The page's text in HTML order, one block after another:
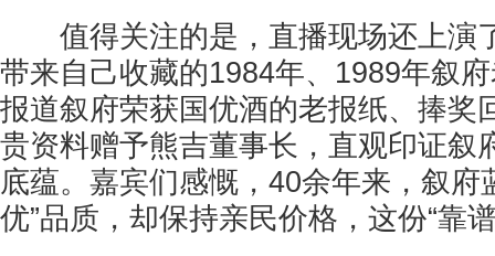
值得关注的是，直播现场还上演
带来自己收藏的1984年、1989年叙
报道叙府荣获国优酒的老报纸、捧奖
贵资料赠予熊吉董事长，直观印证叙
底蕴。嘉宾们感慨，40余年来，叙府
优”品质，却保持亲民价格，这份“靠